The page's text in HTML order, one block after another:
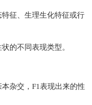
征、生理生化特征或行
的不同表现类型。
杂交，F1表现出来的性